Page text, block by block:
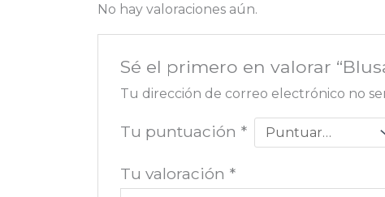
No hay valoraciones aún.
Sé el primero en valorar
Tu dirección de correo electrónico no
Tu puntuación *
Tu valoración *